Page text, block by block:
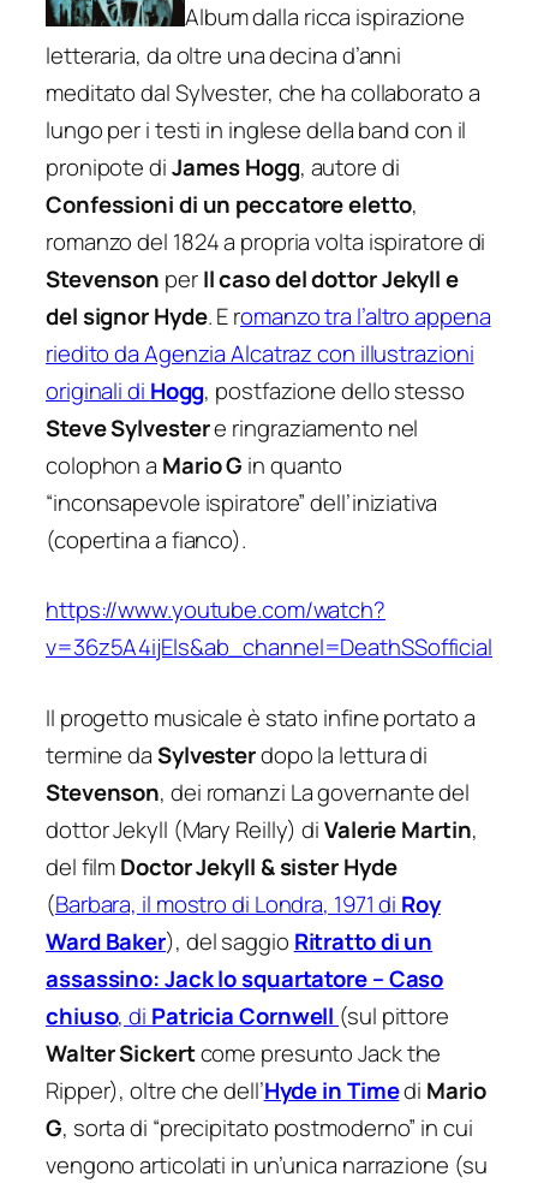
Album dalla ricca ispirazione
letteraria, da oltre una decina d’anni
meditato dal Sylvester, che ha collaborato a
lungo per i testi in inglese della band con il
pronipote diJames Hogg, autore di
Confessioni di un peccatore eletto,
romanzo del 1824 a propria volta ispiratore di
Stevenson perIl caso del dottor Jekyll e
del signor Hyde. E romanzo tra l’altro appena
riedito da Agenzia Alcatraz con illustrazioni
originali di Hogg, postfazione dello stesso
Steve Sylvestere ringraziamento nel
colophon a Mario G in quanto
“inconsapevole ispiratore” dell’iniziativa
(copertina a fianco).
https://www.youtube.com/watch?
v=36z5A4ijEls&ab_channel=DeathSSofficial
Il progetto musicale è stato infine portato a
termine daSylvesterdopo la lettura di
Stevenson, dei romanzi La governante del
dottor Jekyll (Mary Reilly) diValerie Martin,
del filmDoctor Jekyll & sister Hyde
(Barbara, il mostro di Londra, 1971 di Roy
Ward Baker), del saggio Ritratto di un
assassino: Jack lo squartatore – Caso
chiuso, di Patricia Cornwell (sul pittore
Walter Sickertcome presunto Jack the
Ripper), oltre che dell’Hyde in Timedi Mario
G, sorta di “precipitato postmoderno” in cui
vengono articolati in un’unica narrazione (su